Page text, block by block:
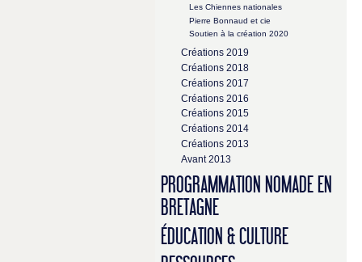
Les Chiennes nationales
Pierre Bonnaud et cie
Soutien à la création 2020
Créations 2019
Créations 2018
Créations 2017
Créations 2016
Créations 2015
Créations 2014
Créations 2013
Avant 2013
PROGRAMMATION NOMADE EN
BRETAGNE
ÉDUCATION & CULTURE